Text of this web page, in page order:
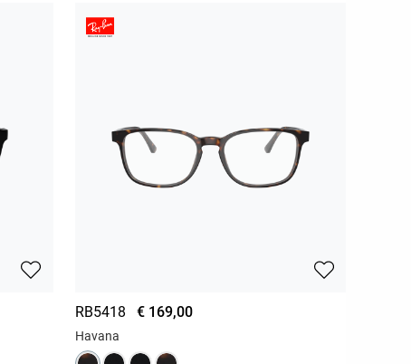
RB5418 € 169,00
Havana